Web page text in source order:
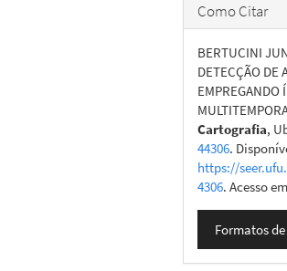
Como Citar
BERTUCINI
DETECÇÃO DE
EMPREGANDO
Cartografia,
44306.
https://
4306. Acesso
Formatos